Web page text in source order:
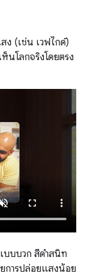
(เช่น เวฟไกด์)
นโลกจริงโดยตรง
บบวก สีดำสนิท
การปล่อยแสงน้อย